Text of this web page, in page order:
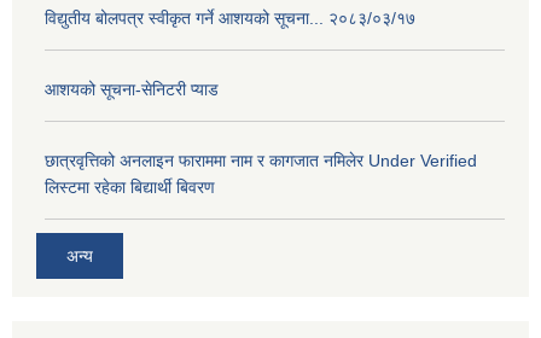
विद्युतीय बोलपत्र स्वीकृत गर्ने आशयको सूचना... २०८३/०३/१७
आशयको सूचना-सेनिटरी प्याड
छात्रवृत्तिको अनलाइन फाराममा नाम र कागजात नमिलेर Under Verified
लिस्टमा रहेका बिद्यार्थी बिवरण
अन्य